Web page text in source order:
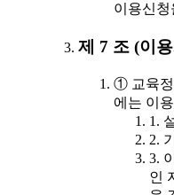
이용신청
제 7 조 (이
① 교육정
에는 이
1.
2.
3.
인